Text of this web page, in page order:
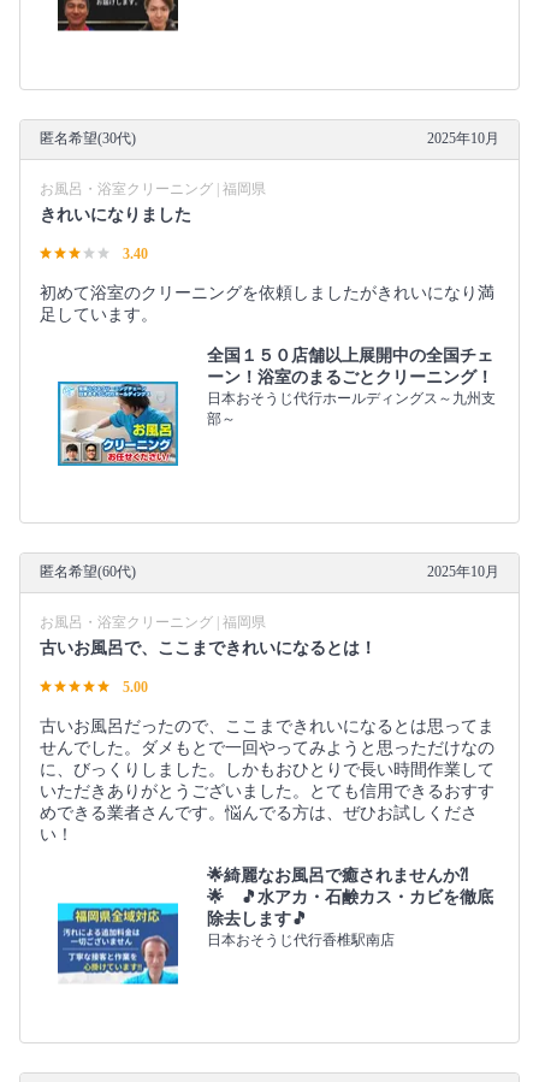
匿名希望(30代) 2025年10月
お風呂・浴室クリーニング | 福岡県
きれいになりました
3.40
初めて浴室のクリーニングを依頼しましたがきれいになり満
足しています。
全国１５０店舗以上展開中の全国チェ
ーン！浴室のまるごとクリーニング！
日本おそうじ代行ホールディングス～九州支
部～
匿名希望(60代) 2025年10月
お風呂・浴室クリーニング | 福岡県
古いお風呂で、ここまできれいになるとは！
5.00
古いお風呂だったので、ここまできれいになるとは思ってま
せんでした。ダメもとで一回やってみようと思っただけなの
に、びっくりしました。しかもおひとりで長い時間作業して
いただきありがとうございました。とても信用できるおすす
めできる業者さんです。悩んでる方は、ぜひお試しくださ
い！
🌟綺麗なお風呂で癒されませんか⁈
🌟 🎵水アカ・石鹸カス・カビを徹底
除去します🎵
日本おそうじ代行香椎駅南店